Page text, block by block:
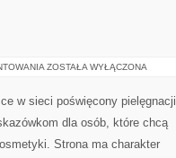
KOSMETYKI
ZOSTAŁA WYŁĄCZONA
w sieci poświęcony pielęgnacji
dla osób, które chcą
Strona ma charakter